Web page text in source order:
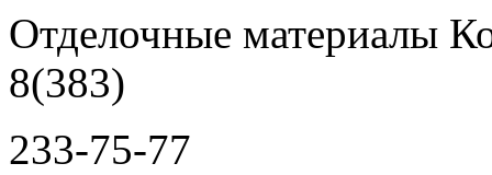
Отделочные материалы
8(383)
233-75-77